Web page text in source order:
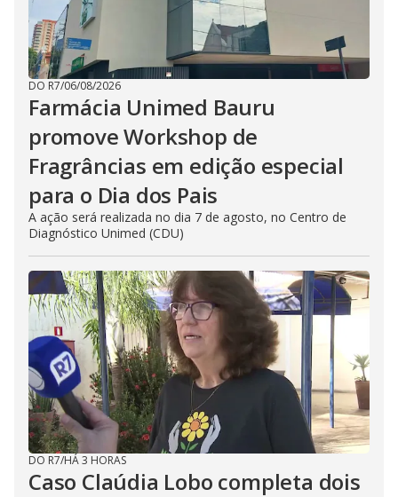
DO R7/06/08/2026
Farmácia Unimed Bauru
promove Workshop de
Fragrâncias em edição especial
para o Dia dos Pais
A ação será realizada no dia 7 de agosto, no Centro de
Diagnóstico Unimed (CDU)
DO R7/HÁ 3 HORAS
Caso Claúdia Lobo completa dois